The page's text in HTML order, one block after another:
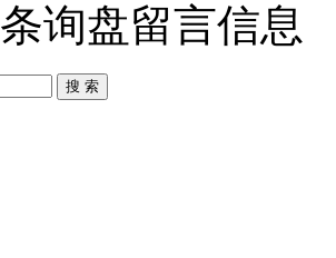
条询盘留言信息